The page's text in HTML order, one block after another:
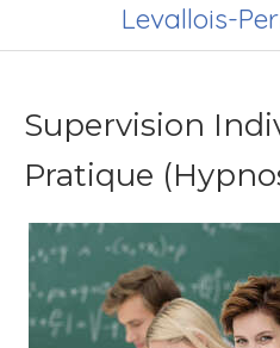
Levallois-
Supervision
Pratique